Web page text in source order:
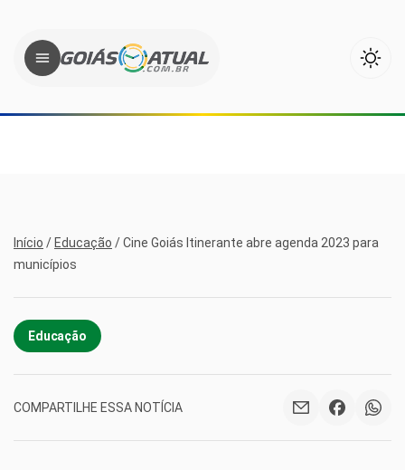
Início / Educação /Cine Goiás Itinerante abre agenda 2023 para
municípios
Educação
COMPARTILHE ESSA NOTÍCIA